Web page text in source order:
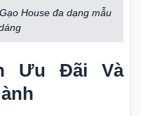
House đa dạng mẫu
Ưu Đãi Và